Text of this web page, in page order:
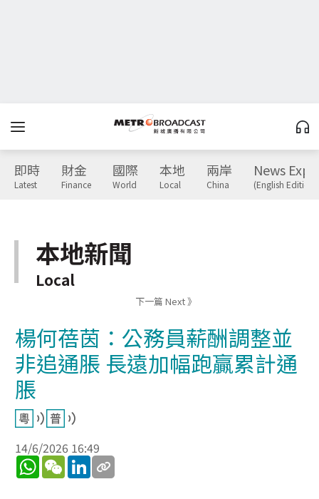
即時
Latest
財金
Finance
國際
World
本地
Local
兩岸
China
News
(English Edition)
本地新聞
Local
下一篇 Next 》
楊何蓓茵：公務員薪酬調整並
非追通脹 長遠加幅跑贏累計通
脹
14/6/2026 16:49
WhatsApp
WeChatLinkedIn